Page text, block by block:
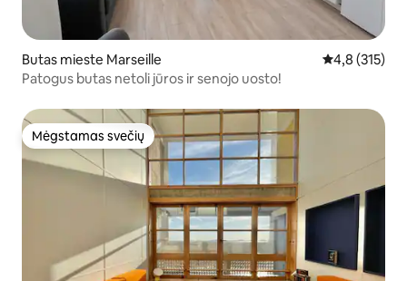
Butas mieste Marseille Vidutinis
4,8 (315)
Patogus butas netoli jūros ir senojo uosto!
Mėgstamas svečių
Mėgstamas svečių